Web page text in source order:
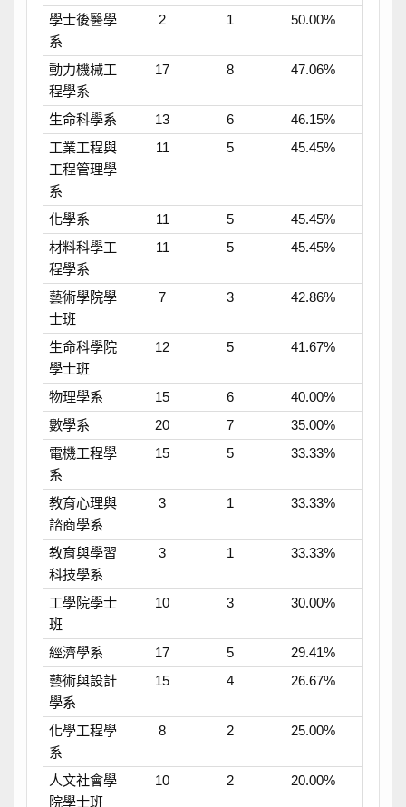
學士後醫學
系
2 1 50.00%
動力機械工
程學系
17 8 47.06%
生命科學系 13 6
46.15%
工業工程與
工程管理學
系
11 5 45.45%
化學系 11 5
45.45%
材料科學工
程學系
11 5 45.45%
藝術學院學
士班
7 3 42.86%
生命科學院
學士班
12 5 41.67%
物理學系 15 6
40.00%
數學系
20 7
35.00%
電機工程學
系
15 5 33.33%
教育心理與
諮商學系
3 1 33.33%
教育與學習
科技學系
3 1 33.33%
工學院學士
班
10 3 30.00%
經濟學系 17 5
29.41%
藝術與設計
學系
15 4 26.67%
化學工程學
系
8 2 25.00%
人文社會學
院學士班
10 2 20.00%